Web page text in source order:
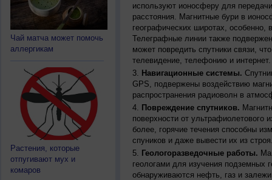
Чай матча может помочь
аллергикам
Растения, которые
отпугивают мух и
комаров
используют ионосферу для
расстояния. Магнитные бури в
географических широтах,
Телеграфные линии также
может повредить спутники связи,
телевидение, телефонию и интернет.
Навигационные системы.
GPS, подвержены воздействию
распространения радиоволн в
Повреждение спутников.
поверхности от ультрафиолетового
более, горячие течения способны
спуников и даже вывести их из
Геологоразведочные работы.
геологами для изучения подземных
обнаруживаются нефть, газ и